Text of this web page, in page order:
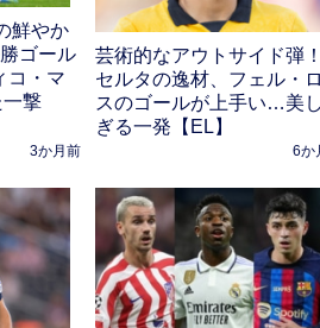
鮮やか
ゴール
コ・マ
一撃
3か月前
芸術的なアウトサイド弾！
セルタの逸材、フェル・
スのゴールが上手い…美
ぎる一発【EL】
6か